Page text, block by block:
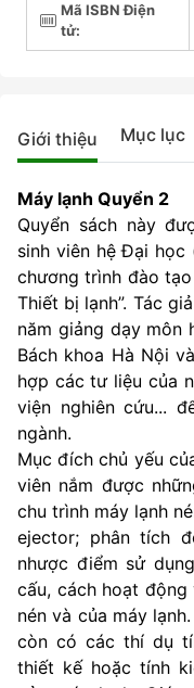
Mã ISBN Điện
tử:
Giới thiệu Mục lục
Máy lạnh Quyển 2
Quyển sách này
sinh viên hệ Đại học
chương trình đào
Thiết bị lạnh”. Tác
năm giảng dạy môn
Bách khoa Hà Nội
hợp các tư liệu của
viện nghiên cứu...
ngành.
Mục đích chủ yếu
viên nắm được
chu trình máy lạnh
ejector; phân tích
nhược điểm sử
cấu, cách hoạt
nén và của máy
còn có các thí dụ
thiết kế hoặc tính